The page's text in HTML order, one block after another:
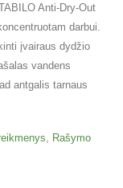
Anti-Dry-Out
darbui.
įvairaus dydžio
vandens
antgalis tarnaus
, Rašymo